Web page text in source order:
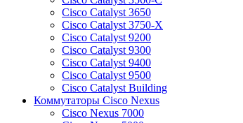
Cisco Catalyst 3650
Cisco Catalyst 3750-X
Cisco Catalyst 9200
Cisco Catalyst 9300
Cisco Catalyst 9400
Cisco Catalyst 9500
Cisco Catalyst Building
Коммутаторы Cisco Nexus
Cisco Nexus 7000